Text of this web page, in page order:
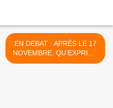
EN DEBAT : APRÈS LE 17
NOVEMBRE. QU’EXPRIME
VRAIMENT LE